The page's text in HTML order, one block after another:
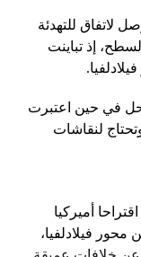
لاتفاق للتهدئة
إذ تباينت
في حين اعتبرت
لنقاشات
أميركيا
محور فيلادلفيا،